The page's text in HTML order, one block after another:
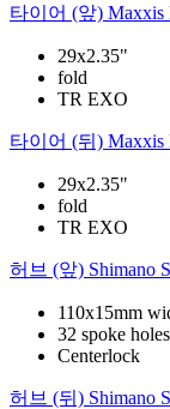
타이어 (앞) Maxxis
29x2.35"
fold
TR EXO
타이어 (뒤) Maxxis
29x2.35"
fold
TR EXO
허브 (앞) Shimano
110x15mm
32 spoke holes
Centerlock
허브 (뒤) Shimano